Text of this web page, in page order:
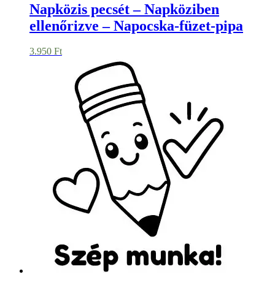
Napközis pecsét – Napköziben
ellenőrizve – Napocska-füzet-pipa
3.950 Ft